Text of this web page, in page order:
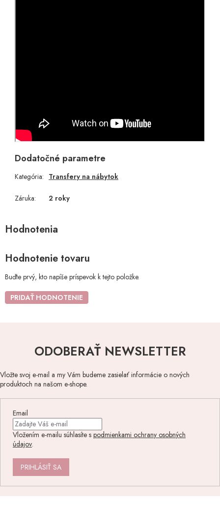
Dodatočné parametre
Kategória: Transfery na nábytok
Záruka: 2 roky
Hodnotenie tovaru
Buďte prvý, kto napíše príspevok k tejto položke.
PRIDAŤ HODNOTENIE
ODOBERAŤ NEWSLETTER
Vložte svoj e-mail a my Vám budeme zasielať informácie o nových
produktoch na našom e-shope.
Email
Vložením e-mailu súhlasíte s podmienkami ochrany osobných
údajov.
PRIHLÁSIŤ SA